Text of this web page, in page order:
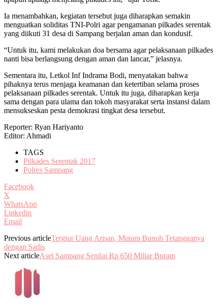
Ia menambahkan, kegiatan tersebut juga diharapkan semakin
menguatkan soliditas TNI-Polri agar pengamanan pilkades serentak
yang diikuti 31 desa di Sampang berjalan aman dan kondusif.
“Untuk itu, kami melakukan doa bersama agar pelaksanaan pilkades
nanti bisa berlangsung dengan aman dan lancar,” jelasnya.
Sementara itu, Letkol Inf Indrama Bodi, menyatakan bahwa
pihaknya terus menjaga keamanan dan ketertiban selama proses
pelaksanaan pilkades serentak. Untuk itu juga, diharapkan kerja
sama dengan para ulama dan tokoh masyarakat serta instansi dalam
mensukseskan pesta demokrasi tingkat desa tersebut.
Reporter: Ryan Hariyanto
Editor: Ahmadi
TAGS
Pilkades Serentak 2017
Polres Sampang
Facebook
X
WhatsApp
Linkedin
Email
Previous articleTergiur Uang Arisan, Mutam Bunuh Tetangganya
dengan Sadis
Next articleAset Sampang Senilai Rp 650 Miliar Buram